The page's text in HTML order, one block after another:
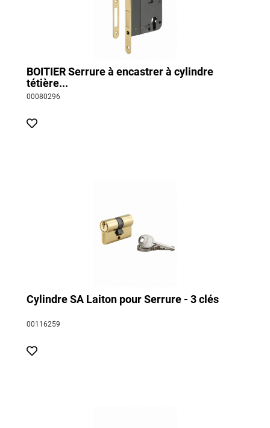
BOITIER Serrure à encastrer à cylindre
tétière...
00080296
Cylindre SA Laiton pour Serrure - 3 clés
00116259